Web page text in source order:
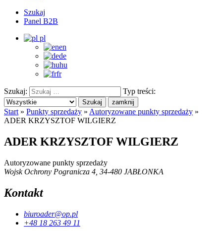
Szukaj
Panel B2B
pl
en
de
hu
fr
Szukaj: Typ treści:
Szukaj zamknij
Start » Punkty sprzedaży » Autoryzowane punkty sprzedaży »
ADER KRZYSZTOF WILGIERZ
ADER KRZYSZTOF WILGIERZ
Autoryzowane punkty sprzedaży
Wojsk Ochrony Pogranicza 4, 34-480 JABŁONKA
Kontakt
biuroader@op.pl
+48 18 263 49 11